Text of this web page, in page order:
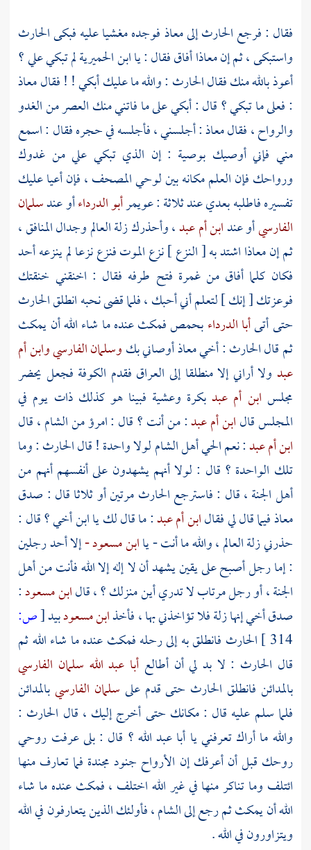
فقال : فرجعالحارثإلىمعاذفوجده مغشيا عليه فبكىالحارث
واستبكى ، ثم إنمعاذاأفاق فقال : يا ابن الحميرية لم تبكي علي ؟
أعوذ بالله منك فقالالحارث : والله ما عليك أبكي ! ! فقالمعاذ
: فعلى ما تبكي ؟ قال : أبكي على ما فاتني منك العصر من الغدو
والرواح ، فقالمعاذ: أجلسني ، فأجلسه في حجره فقال : اسمع
مني فإني أوصيك بوصية : إن الذي تبكي علي من غدوك
ورواحك فإن العلم مكانه بين لوحي المصحف ، فإن أعيا عليك
تفسيره فاطلبه بعدي عند ثلاثة :عويمرأبو الدرداءأو عندسلمان
الفارسيأو عندابن أم عبد، وأحذرك زلة العالم وجدال المنافق ،
ثم إنمعاذااشتد به [ النزع ] نزع الموت فنزع نزعا لم ينزعه أحد
فكان كلما أفاق من غمرة فتح طرفه فقال : اخنقني خنقتك
فوعزتك [ إنك ] لتعلم أني أحبك ، فلما قضى نحبه انطلقالحارث
حتى أتىأبا الدرداءبحمص فمكث عنده ما شاء الله أن يمكث
ثم قالالحارث: أخيمعاذأوصاني بكوسلمان الفارسيوابن أم
عبد ولا أراني إلا منطلقا إلى العراق فقدم الكوفة فجعل يحضر
مجلس ابن أم عبد بكرة وعشية فبينا هو كذلك ذات يوم في
المجلس قالابن أم عبد: من أنت ؟ قال : امرؤ منالشام، قال
ابن أم عبد: نعم الحيأهلالشاملولا واحدة ! قالالحارث: وما
تلك الواحدة ؟ قال : لولا أنهم يشهدون على أنفسهم أنهم من
أهل الجنة ، قال : فاسترجعالحارثمرتين أو ثلاثا قال : صدق
معاذفيما قال لي فقالابن أم عبد: ما قال لك يا ابن أخي ؟ قال :
حذرني زلة العالم ، والله ما أنت - ياابن مسعود -إلا أحد رجلين
: إما رجل أصبح على يقين يشهد أن لا إله إلا الله فأنت من أهل
الجنة ، أو رجل مرتاب لا تدري أين منزلك ؟ ، قالابن مسعود:
صدق أخي إنها زلة فلا تؤاخذني بها ، فأخذابن مسعودبيد[ص:
314 ] الحارث فانطلق به إلى رحله فمكث عنده ما شاء الله ثم
قال الحارث : لا بد لي أن أطالع أبا عبد الله سلمان الفارسي
بالمدائن فانطلق الحارث حتى قدم على سلمان الفارسيبالمدائن
فلما سلم عليه قال : مكانك حتى أخرج إليك ، قال الحارث :
والله ما أراك تعرفني يا أبا عبد الله؟ قال : بلى عرفت روحي
روحك قبل أن أعرفك إن الأرواح جنود مجندة فما تعارف منها
ائتلف وما تناكر منها في غير الله اختلف ، فمكث عنده ما شاء
الله أن يمكث ثم رجع إلىالشام، فأولئك الذين يتعارفون في الله
ويتزاورون في الله .